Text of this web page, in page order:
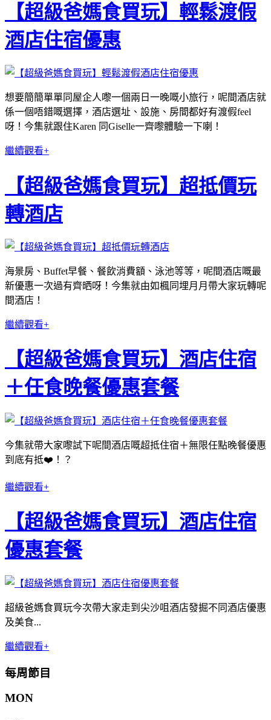
【超級爸媽食買玩】輕鬆渡假
酒店住宿優惠
想要簡簡單單同屋企人嚟一個兩日一晚嘅小旅行，呢間酒店就
係一個唔錯嘅選擇，酒店選址、設施、房間都好有渡假feel
呀！今集就跟住Karen 同Giselle一齊嚟體驗一下喇！
繼續觀看+
【超級爸媽食買玩】超抵價玩
轉酒店
海景房、Buffet早餐、餐飲消費額、泳池等等，呢間酒店嘅最
新優惠一次過有齊晒呀！今集就由如楓同埋月月帶大家玩轉呢
間酒店！
繼續觀看+
【超級爸媽食買玩】酒店住宿
＋任食晚餐優惠套餐
今集就帶大家嚟試下呢間酒店嘅超抵住宿＋無限任點晚餐優惠
到底有抵❤️！？
繼續觀看+
【超級爸媽食買玩】酒店住宿
優惠套餐
超級爸媽食買玩今次帶大家走到尖沙咀酒店發掘不同酒店優惠
及美食...
繼續觀看+
每周節目
MON